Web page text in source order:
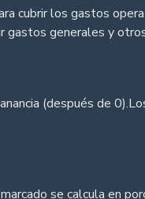
cubrir los gastos
gastos generales y
(después de
se calcula en